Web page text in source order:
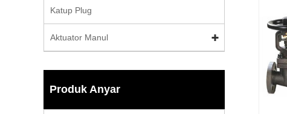
Katup Plug
Aktuator Manul
Produk Anyar